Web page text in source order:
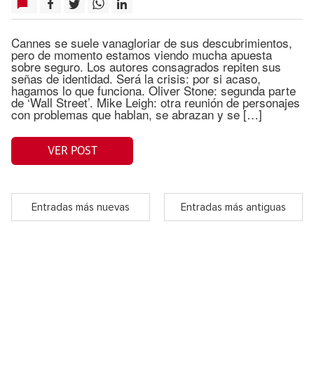
Cannes se suele vanagloriar de sus descubrimientos,
pero de momento estamos viendo mucha apuesta
sobre seguro. Los autores consagrados repiten sus
señas de identidad. Será la crisis: por si acaso,
hagamos lo que funciona. Oliver Stone: segunda parte
de ‘Wall Street’. Mike Leigh: otra reunión de personajes
con problemas que hablan, se abrazan y se […]
VER POST
Entradas más nuevas Entradas más antiguas